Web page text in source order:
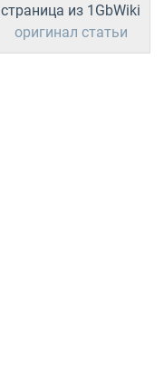
страница из 1GbWiki
оригинал статьи